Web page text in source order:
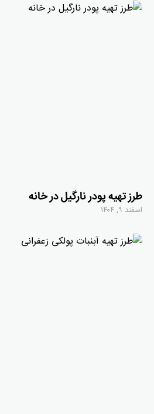
طرز تهیه پودر نارگیل در خانه
اسفند ۹, ۱۴۰۴